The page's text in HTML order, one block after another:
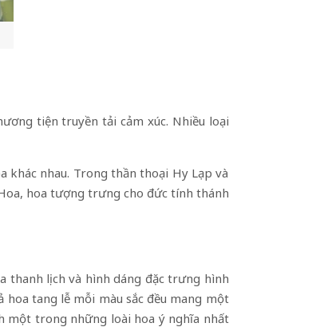
tiện truyền tải cảm xúc. Nhiều loại
khác nhau. Trong thần thoại Hy Lạp và
hoa tượng trưng cho đức tính thánh
thanh lịch và hình dáng đặc trưng hình
tang lễ mỗi màu sắc đều mang một
một trong những loài hoa ý nghĩa nhất